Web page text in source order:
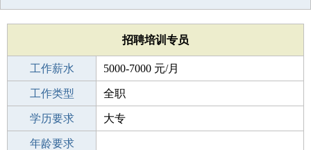
招聘培训专员
工作薪水 5000-7000 元/月
招聘人数 1人
工作类型 全职
性别要求 -
学历要求 大专
工作经验
年龄要求